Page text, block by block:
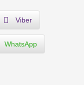
Viber
WhatsApp